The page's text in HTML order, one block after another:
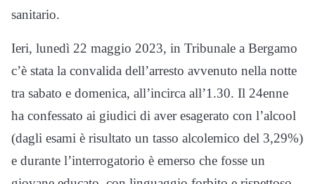
sanitario.
Ieri, lunedì 22 maggio 2023, in Tribunale a Bergamo
c’è stata la convalida dell’arresto avvenuto nella notte
tra sabato e domenica, all’incirca all’1.30. Il 24enne
ha confessato ai giudici di aver esagerato con l’alcool
(dagli esami è risultato un tasso alcolemico del 3,29%)
e durante l’interrogatorio è emerso che fosse un